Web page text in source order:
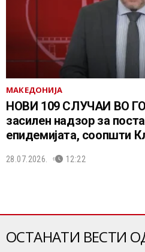
МАКЕДОНИЈА
НОВИ 109 СЛУЧАИ ВО
засилен надзор за
епидемијата, соопшти
28.07.2026. 12:22
ОСТАНАТИ ВЕСТИ